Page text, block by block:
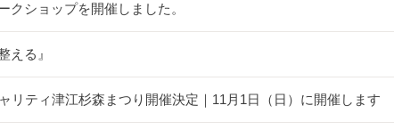
クショップを開催しました。
える』
リティ津江杉森まつり開催決定｜11月1日（日）に開催します